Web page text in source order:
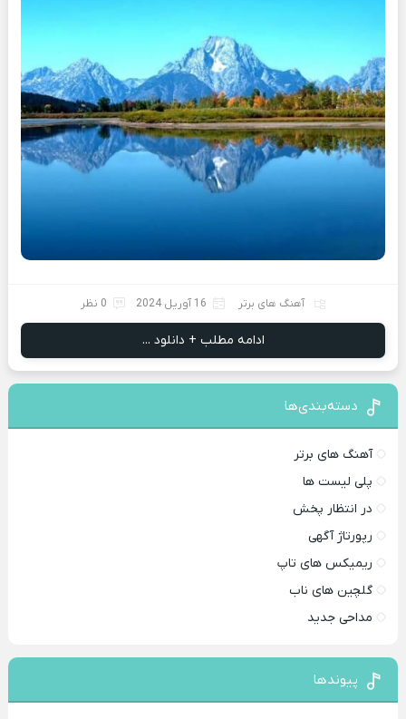
آهنگ های برتر 16 آوریل 2024 0 نظر
ادامه مطلب + دانلود ...
دسته‌بندی‌ها
آهنگ های برتر
پلی لیست ها
در انتظار پخش
رپورتاژ آگهی
ریمیکس های تاپ
گلچین های ناب
مداحی جدید
پیوندها